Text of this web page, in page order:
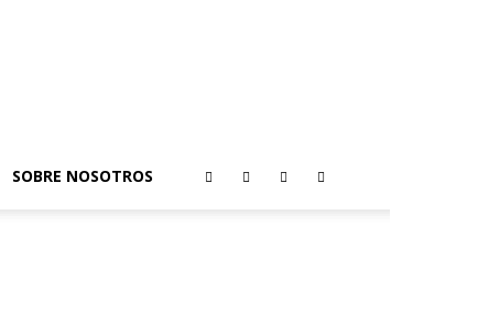
SOBRE NOSOTROS